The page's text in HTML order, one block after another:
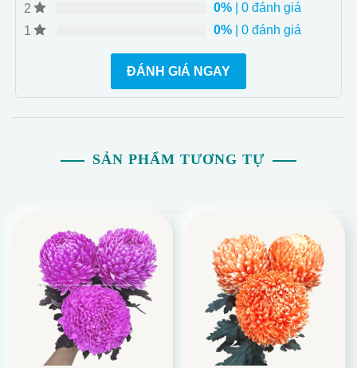
2
0%| 0 đánh giá
1
0%| 0 đánh giá
ĐÁNH GIÁ NGAY
SẢN PHẨM TƯƠNG TỰ